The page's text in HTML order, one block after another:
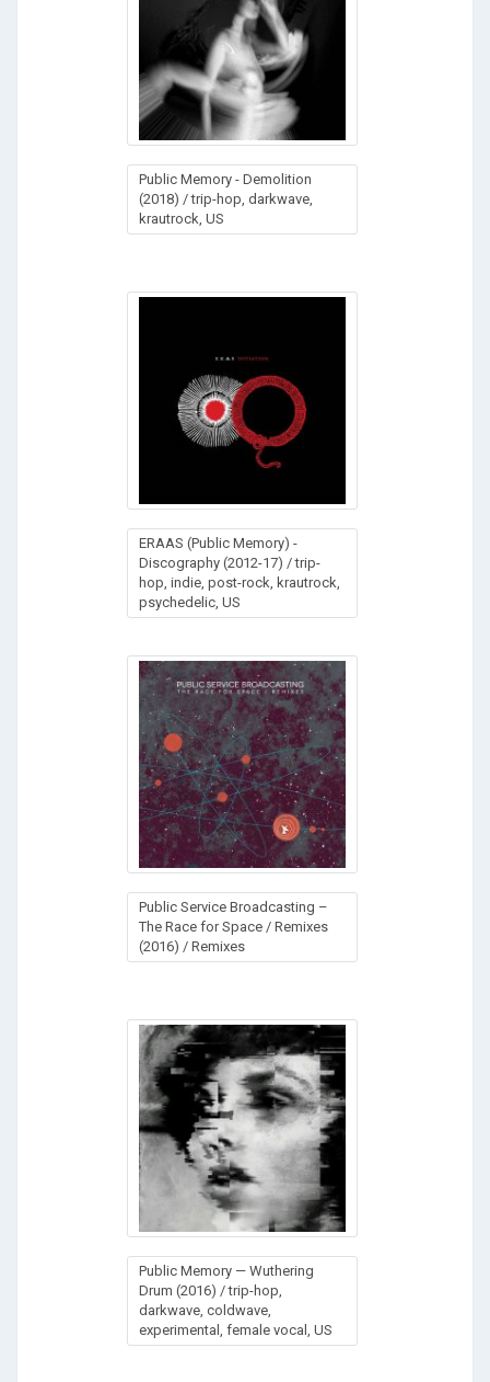
Public Memory - Demolition
(2018) / trip-hop, darkwave,
krautrock, US
ERAAS (Public Memory) -
Discography (2012-17) / trip-
hop, indie, post-rock, krautrock,
psychedelic, US
Public Service Broadcasting –
The Race for Space / Remixes
(2016) / Remixes
Public Memory — Wuthering
Drum (2016) / trip-hop,
darkwave, coldwave,
experimental, female vocal, US